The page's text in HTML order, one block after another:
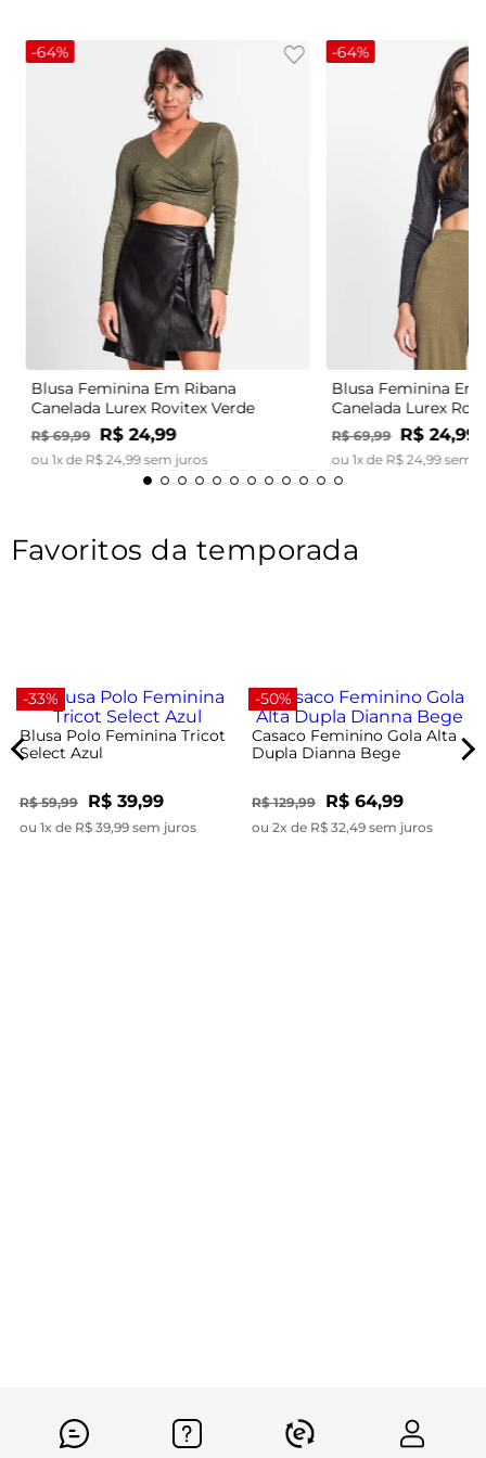
-64%
Blusa Feminina Em Ribana
Canelada Lurex Rovitex Verde
R$ 69,99 R$ 24,99
ou 1x de R$ 24,99sem juros
-64%
Blusa Feminina Em
Canelada Lurex
R$ 69,99 R$ 24,99
ou 1x de R$ 24,99sem
Favoritos da temporada
-33%
Blusa Polo Feminina Tricot
Select Azul
R$ 59,99 R$ 39,99
ou 1x de R$ 39,99 sem juros
-50%
Casaco Feminino Gola Alta
Dupla Dianna Bege
R$ 129,99 R$ 64,99
ou 2x de R$ 32,49 sem juros